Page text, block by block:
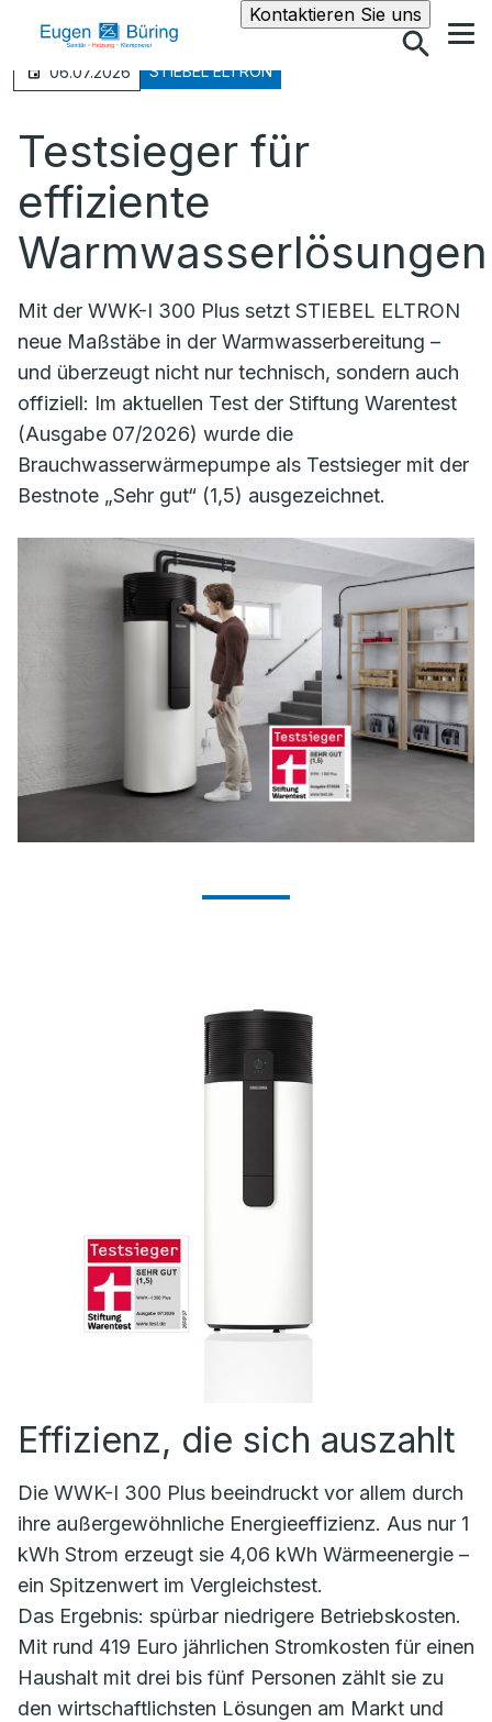
Kontaktieren Sie unsSuche
06.07.2026 STIEBEL ELTRON
Testsieger für
effiziente
Warmwasserlösungen
Mit der WWK-I 300 Plus setzt STIEBEL ELTRON
neue Maßstäbe in der Warmwasserbereitung –
und überzeugt nicht nur technisch, sondern auch
offiziell: Im aktuellen Test der Stiftung Warentest
(Ausgabe 07/2026) wurde die
Brauchwasserwärmepumpe als Testsieger mit der
Bestnote „Sehr gut“ (1,5) ausgezeichnet.
Effizienz, die sich auszahlt
Die WWK-I 300 Plus beeindruckt vor allem durch
ihre außergewöhnliche Energieeffizienz. Aus nur 1
kWh Strom erzeugt sie 4,06 kWh Wärmeenergie –
ein Spitzenwert im Vergleichstest.
Das Ergebnis: spürbar niedrigere Betriebskosten.
Mit rund 419 Euro jährlichen Stromkosten für einen
Haushalt mit drei bis fünf Personen zählt sie zu
den wirtschaftlichsten Lösungen am Markt und